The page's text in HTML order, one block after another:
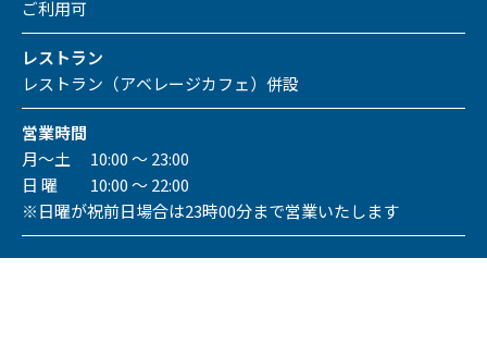
ご利用可
レストラン
レストラン（アベレージカフェ）併設
営業時間
月～土 10:00 ～ 23:00
日 曜 10:00 ～ 22:00
※日曜が祝前日場合は23時00分まで営業いたします